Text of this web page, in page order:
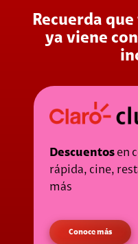
Recuerda
ya viene
Descuentosen
rápida, cine,
más
Conoce más